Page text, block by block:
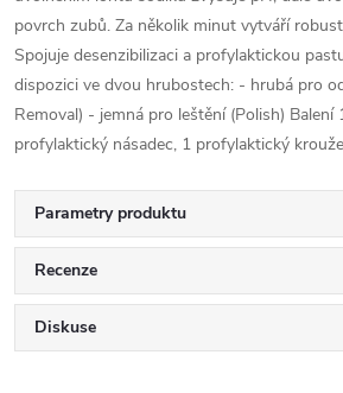
povrch zubů. Za několik minut vytváří
Spojuje desenzibilizaci a profylaktickou
dispozici ve dvou hrubostech: - hrubá pro
Removal) - jemná pro leštění (Polish) Balení
profylaktický násadec, 1 profylaktický
Parametry produktu
Recenze
Diskuse